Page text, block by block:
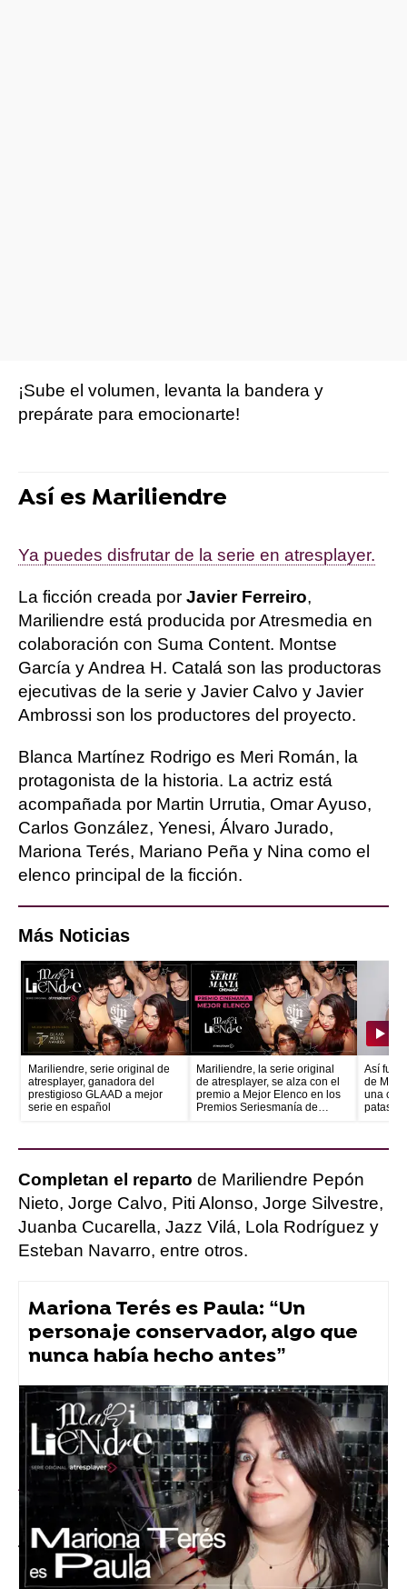
¡Sube el volumen, levanta la bandera y
prepárate para emocionarte!
Así es Mariliendre
Ya puedes disfrutar de la serie en atresplayer.
La ficción creada por Javier Ferreiro,
Mariliendre está producida por Atresmedia en
colaboración con Suma Content. Montse
García y Andrea H. Catalá son las productoras
ejecutivas de la serie y Javier Calvo y Javier
Ambrossi son los productores del proyecto.
Blanca Martínez Rodrigo es Meri Román, la
protagonista de la historia. La actriz está
acompañada por Martin Urrutia, Omar Ayuso,
Carlos González, Yenesi, Álvaro Jurado,
Mariona Terés, Mariano Peña y Nina como el
elenco principal de la ficción.
Más Noticias
Mariliendre, serie original de
atresplayer, ganadora del
prestigioso GLAAD a mejor
serie en español
Mariliendre, la serie original
de atresplayer, se alza con el
premio a Mejor Elenco en los
Premios Seriesmanía de
Así fue
de
una
patas"
Completan el reparto de Mariliendre Pepón
Nieto, Jorge Calvo, Piti Alonso, Jorge Silvestre,
Juanba Cucarella, Jazz Vilá, Lola Rodríguez y
Esteban Navarro, entre otros.
Mariona Terés es Paula: “Un
personaje conservador, algo que
nunca había hecho antes”
atresplayer
Atresplayer Premium » Mariliendre » Noticias
Vídeos